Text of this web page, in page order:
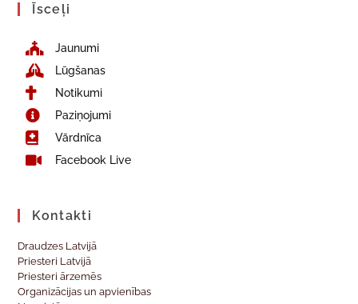
Īsceļi
Jaunumi
Lūgšanas
Notikumi
Paziņojumi
Vārdnīca
Facebook Live
Kontakti
Draudzes Latvijā
Priesteri Latvijā
Priesteri ārzemēs
Organizācijas un apvienības